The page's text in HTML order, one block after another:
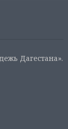
Дагестана».